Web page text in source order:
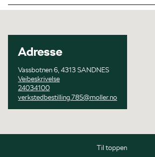
Adresse
Vassbotnen 6, 4313 SANDNES
Veibeskrivelse
24034100
verkstedbestilling.785@moller.no
Til toppen